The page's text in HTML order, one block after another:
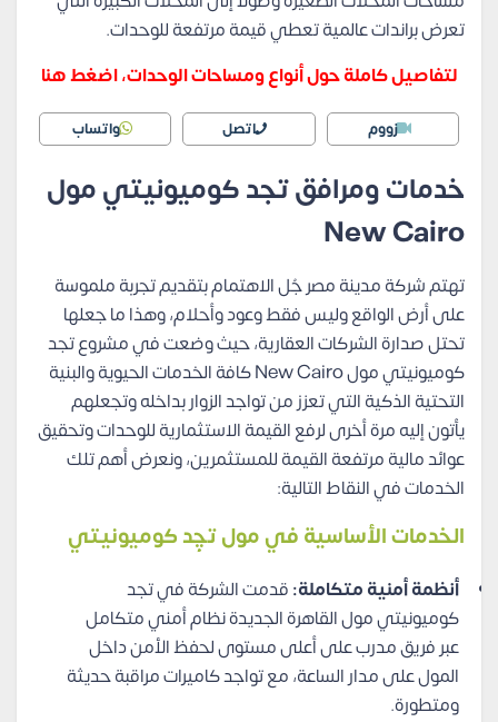
تعرض براندات عالمية تعطي قيمة مرتفعة للوحدات.
لتفاصيل كاملة حول أنواع ومساحات الوحدات، اضغط هنا
زووم اتصل واتساب
خدمات ومرافق تجد كوميونيتي مول
New Cairo
تهتم شركة مدينة مصر جُل الاهتمام بتقديم تجربة ملموسة
على أرض الواقع وليس فقط وعود وأحلام، وهذا ما جعلها
تحتل صدارة الشركات العقارية، حيث وضعت في مشروع تجد
كوميونيتي مول New Cairo كافة الخدمات الحيوية والبنية
التحتية الذكية التي تعزز من تواجد الزوار بداخله وتجعلهم
يأتون إليه مرة أخرى لرفع القيمة الاستثمارية للوحدات وتحقيق
عوائد مالية مرتفعة القيمة للمستثمرين، ونعرض أهم تلك
الخدمات في النقاط التالية:
الخدمات الأساسية في مول تچِد كوميونيتي
أنظمة أمنية متكاملة:قدمت الشركة في تجد
كوميونيتي مول القاهرة الجديدة نظام أمني متكامل
عبر فريق مدرب على أعلى مستوى لحفظ الأمن داخل
المول على مدار الساعة، مع تواجد كاميرات مراقبة حديثة
ومتطورة.